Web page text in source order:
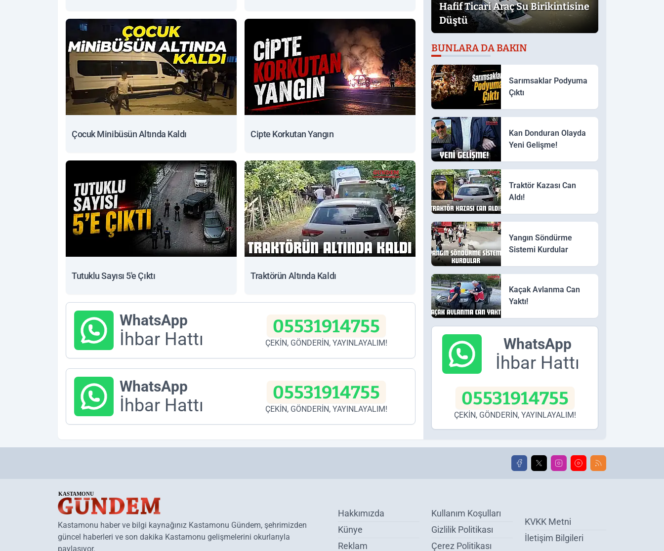
Çocuk Minibüsün Altında Kaldı Cipte Korkutan Yangın
Tutuklu Sayısı 5'e Çıktı Traktörün Altında Kaldı
WhatsApp
İhbar Hattı
05531914755
ÇEKİN, GÖNDERİN, YAYINLAYALIM!
WhatsApp
İhbar Hattı
05531914755
ÇEKİN, GÖNDERİN, YAYINLAYALIM!
Hafif Ticari Araç Su Birikintisine
Düştü
BUNLARA DA BAKIN
Sarımsaklar Podyuma
Çıktı
Kan Donduran Olayda
Yeni Gelişme!
Traktör Kazası Can
Aldı!
Yangın Söndürme
Sistemi Kurdular
Kaçak Avlanma Can
Yaktı!
WhatsApp
İhbar Hattı
05531914755
ÇEKİN, GÖNDERİN, YAYINLAYALIM!
Kastamonu haber ve bilgi kaynağınız Kastamonu Gündem, şehrimizden
güncel haberleri ve son dakika Kastamonu gelişmelerini okurlarıyla
paylaşıyor.
Hakkımızda
Künye
Reklam
Kullanım Koşulları
Gizlilik Politikası
Çerez Politikası
KVKK Metni
İletişim Bilgileri